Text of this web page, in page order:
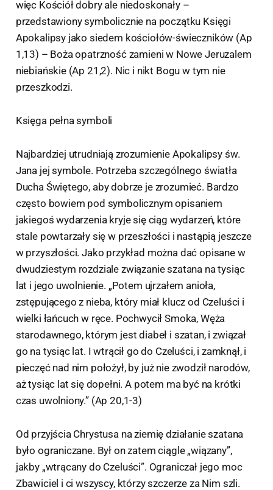
więc Kościół dobry ale niedoskonały –
przedstawiony symbolicznie na początku Księgi
Apokalipsy jako siedem kościołów-świeczników (Ap
1,13) – Boża opatrzność zamieni w Nowe Jeruzalem
niebiańskie (Ap 21,2). Nic i nikt Bogu w tym nie
przeszkodzi.
Księga pełna symboli
Najbardziej utrudniają zrozumienie Apokalipsy św.
Jana jej symbole. Potrzeba szczególnego światła
Ducha Świętego, aby dobrze je zrozumieć. Bardzo
często bowiem pod symbolicznym opisaniem
jakiegoś wydarzenia kryje się ciąg wydarzeń, które
stale powtarzały się w przeszłości i nastąpią jeszcze
w przyszłości. Jako przykład można dać opisane w
dwudziestym rozdziale związanie szatana na tysiąc
lat i jego uwolnienie. „Potem ujrzałem anioła,
zstępującego z nieba, który miał klucz od Czeluści i
wielki łańcuch w ręce. Pochwycił Smoka, Węża
starodawnego, którym jest diabeł i szatan, i związał
go na tysiąc lat. I wtrącił go do Czeluści, i zamknął, i
pieczęć nad nim położył, by już nie zwodził narodów,
aż tysiąc lat się dopełni. A potem ma być na krótki
czas uwolniony.” (Ap 20,1-3)
Od przyjścia Chrystusa na ziemię działanie szatana
było ograniczane. Był on zatem ciągle „wiązany”,
jakby „wtrącany do Czeluści”. Ograniczał jego moc
Zbawiciel i ci wszyscy, którzy szczerze za Nim szli.